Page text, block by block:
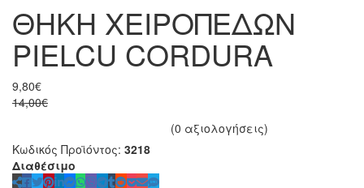
ΘΗΚΗ ΧΕΙΡΟΠΕΔΩΝ
PIELCU CORDURA
9,80€
14,00€
(0 αξιολογήσεις)
Κωδικός Προϊόντος: 3218
Διαθέσιμο